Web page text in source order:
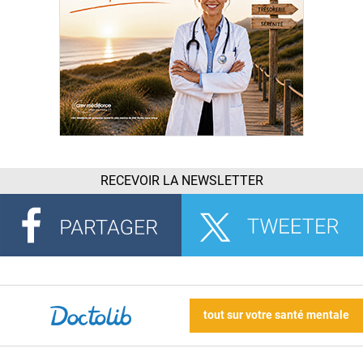
RECEVOIR LA NEWSLETTER
tout sur votre santé mentale